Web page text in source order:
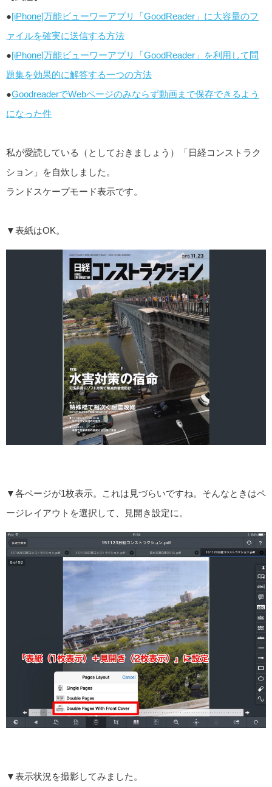
●[iPhone]万能ビューワーアプリ「GoodReader」に大容量のフ
ァイルを確実に送信する方法
●[iPhone]万能ビューワーアプリ「GoodReader」を利用して問
題集を効果的に解答する一つの方法
●GoodreaderでWebページのみならず動画まで保存できるよう
になった件
私が愛読している（としておきましょう）「日経コンストラク
ション」を自炊しました。
ランドスケープモード表示です。
▼表紙はOK。
▼各ページが1枚表示。これは見づらいですね。そんなときはペ
ージレイアウトを選択して、見開き設定に。
▼表示状況を撮影してみました。